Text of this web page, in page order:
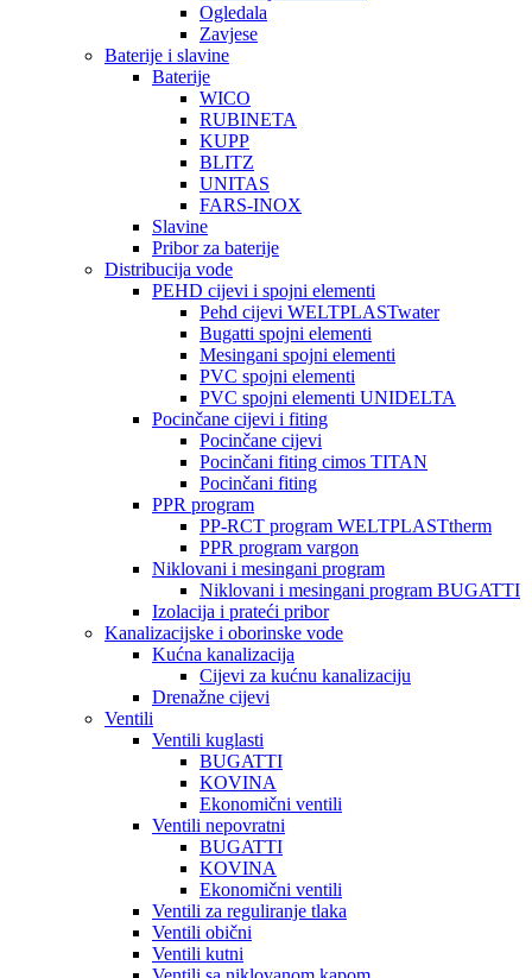
Ogledala
Zavjese
Baterije i slavine
Baterije
WICO
RUBINETA
KUPP
BLITZ
UNITAS
FARS-INOX
Slavine
Pribor za baterije
Distribucija vode
PEHD cijevi i spojni elementi
Pehd cijevi WELTPLASTwater
Bugatti spojni elementi
Mesingani spojni elementi
PVC spojni elementi
PVC spojni elementi UNIDELTA
Pocinčane cijevi i fiting
Pocinčane cijevi
Pocinčani fiting cimos TITAN
Pocinčani fiting
PPR program
PP-RCT program WELTPLASTtherm
PPR program vargon
Niklovani i mesingani program
Niklovani i mesingani program BUGATTI
Izolacija i prateći pribor
Kanalizacijske i oborinske vode
Kućna kanalizacija
Cijevi za kućnu kanalizaciju
Drenažne cijevi
Ventili
Ventili kuglasti
BUGATTI
KOVINA
Ekonomični ventili
Ventili nepovratni
BUGATTI
KOVINA
Ekonomični ventili
Ventili za reguliranje tlaka
Ventili obični
Ventili kutni